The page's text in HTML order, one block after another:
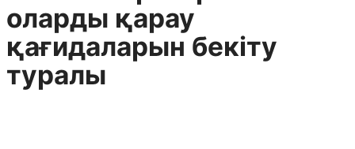
оларды қарау
қағидаларын бекіту
туралы